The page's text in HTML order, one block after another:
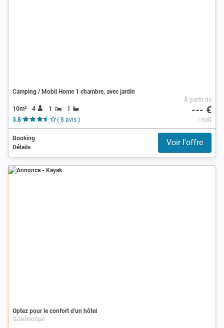
Camping / Mobil Home 1 chambre, avec jardin
10m² 4 1
1
3.8
( 8 avis )
À partir de
--- €
/ nuit
Booking
Détails
Voir l'offre
Annonce
Optez pour le confort d'un hôtel
Guadeloupe